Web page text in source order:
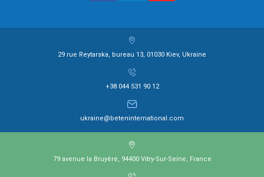
29 rue Reytarska, bureau 13, 01030 Kiev, Ukraine
+38 044 531 90 12
ukraine@beteninternational.com
79 avenue la Bruyère, 94400 Vitry-Sur-Seine, France